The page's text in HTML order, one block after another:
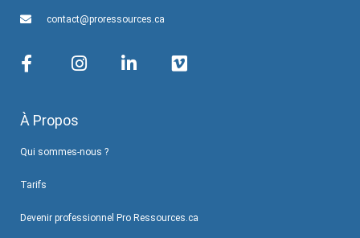
contact@proressources.ca
À Propos
Qui sommes-nous ?
Tarifs
Devenir professionnel Pro Ressources.ca